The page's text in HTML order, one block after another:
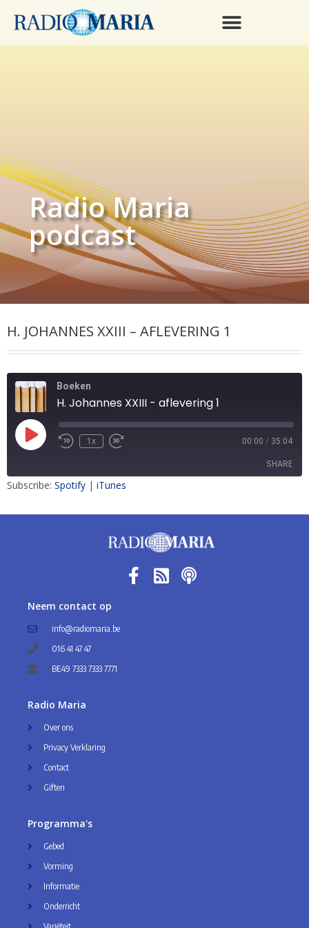
Radio Maria
podcast
H. JOHANNES XXIII – AFLEVERING 1
Boeken
H. Johannes XXIII - aflevering 1
1x 00:00 / 35:04
SHARE
Subscribe: Spotify | iTunes
Neem contact op
info@radiomaria.be
016 41 47 47
BE49 7333 7333 7771
Radio Maria
Over ons
Privacy Verklaring
Contact
Giften
Programma's
Gebed
Vorming
Informatie
Onderricht